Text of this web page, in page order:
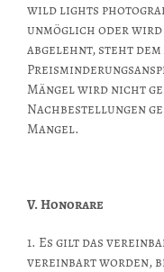
wild lights
unmöglich oder
abgelehnt, steht
Mängel wird nicht
Nachbestellungen
Mangel.
V. Honorare
1. Es gilt das
vereinbart worden,